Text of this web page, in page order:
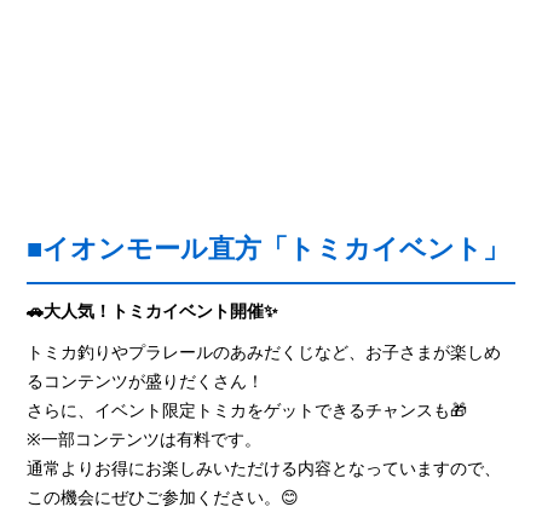
■イオンモール直方「トミカイベント」
🚗大人気！トミカイベント開催✨
トミカ釣りやプラレールのあみだくじなど、お子さまが楽しめ
るコンテンツが盛りだくさん！
さらに、イベント限定トミカをゲットできるチャンスも🎁
※一部コンテンツは有料です。
通常よりお得にお楽しみいただける内容となっていますので、
この機会にぜひご参加ください。😊